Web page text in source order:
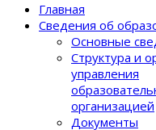
Главная
Сведения об
Основные
Структура и
управления
организацией
Документы